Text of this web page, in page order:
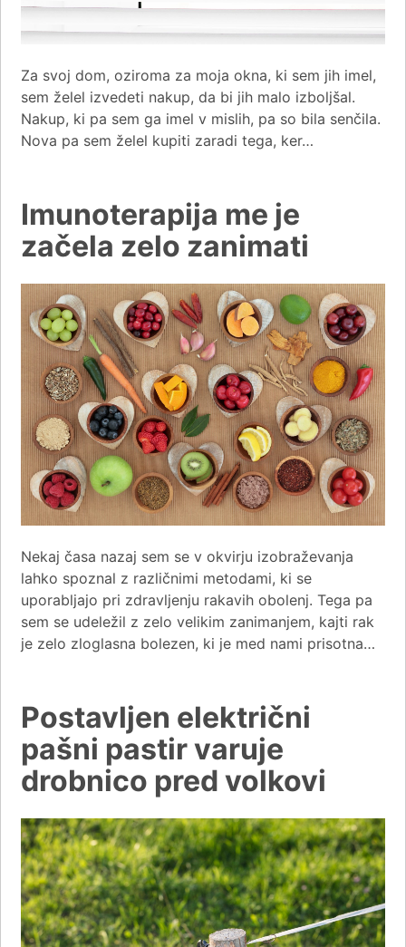
Za svoj dom, oziroma za moja okna, ki sem jih imel,
sem želel izvedeti nakup, da bi jih malo izboljšal.
Nakup, ki pa sem ga imel v mislih, pa so bila senčila.
Nova pa sem želel kupiti zaradi tega, ker…
Imunoterapija me je
začela zelo zanimati
Nekaj časa nazaj sem se v okvirju izobraževanja
lahko spoznal z različnimi metodami, ki se
uporabljajo pri zdravljenju rakavih obolenj. Tega pa
sem se udeležil z zelo velikim zanimanjem, kajti rak
je zelo zloglasna bolezen, ki je med nami prisotna…
Postavljen električni
pašni pastir varuje
drobnico pred volkovi